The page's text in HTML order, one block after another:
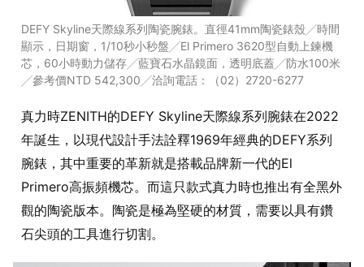
DEFY Skyline天際線系列陶瓷腕錶。直徑41mm陶瓷錶殼╱時間
顯示，日期窗，1/10秒小秒盤╱El Primero 3620型自動上鍊機
芯，60小時動力儲存╱藍寶石水晶鏡面，透明底蓋╱防水100米
╱參考價NTD 542,300╱洽詢電話：（02）2720-6277
真力時ZENITH的DEFY Skyline天際線系列腕錶在2022
年誕生，以現代設計手法詮釋1969年經典的DEFY系列
腕錶，其中重要的革新就是搭載品牌新一代的El
Primero高振頻機芯。而這只款式真力時也推出有全黑外
觀的陶瓷版本。陶瓷是極為堅硬的材質，需要以具有鑽
石尖頭的工具進行切割。